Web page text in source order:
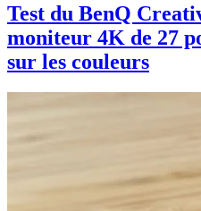
Test du BenQ
moniteur 4K de 27
sur les couleurs